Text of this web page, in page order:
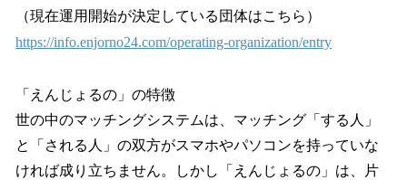
（現在運用開始が決定している団体はこちら）
https://info.enjorno24.com/operating-organization/entry
「えんじょるの」の特徴
世の中のマッチングシステムは、マッチング「する人」
と「される人」の双方がスマホやパソコンを持っていな
ければ成り立ちません。しかし「えんじょるの」は、片